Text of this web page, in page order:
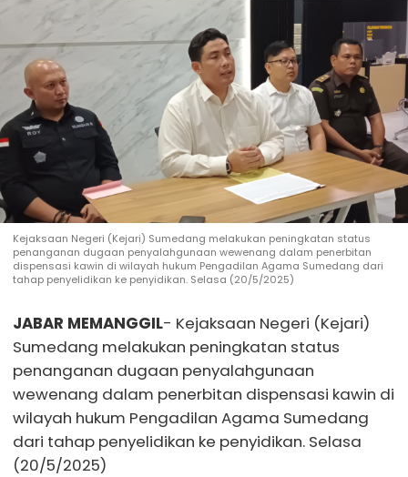
Kejaksaan Negeri (Kejari) Sumedang melakukan peningkatan status
penanganan dugaan penyalahgunaan wewenang dalam penerbitan
dispensasi kawin di wilayah hukum Pengadilan Agama Sumedang dari
tahap penyelidikan ke penyidikan. Selasa (20/5/2025)
JABAR MEMANGGIL- Kejaksaan Negeri (Kejari)
Sumedang melakukan peningkatan status
penanganan dugaan penyalahgunaan
wewenang dalam penerbitan dispensasi kawin di
wilayah hukum Pengadilan Agama Sumedang
dari tahap penyelidikan ke penyidikan. Selasa
(20/5/2025)